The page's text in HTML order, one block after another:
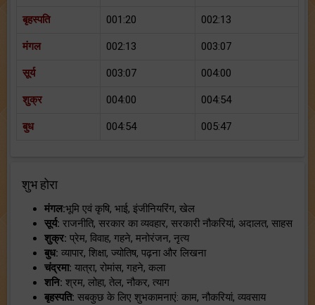
बृहस्पति 001:20 002:13
मंगल 002:13 003:07
सूर्य 003:07 004:00
शुक्र 004:00 004:54
बुध 004:54 005:47
शुभ होरा
मंगल:भूमि एवं कृषि, भाई, इंजीनियरिंग, खेल
सूर्य: राजनीति, सरकार का व्यवहार, सरकारी नौकरियां, अदालत, साहस
शुक्र: प्रेम, विवाह, गहने, मनोरंजन, नृत्य
बुध: व्यापार, शिक्षा, ज्योतिष, पढ़ना और लिखना
चंद्रमा: यात्रा, रोमांस, गहने, कला
शनि: श्रम, लोहा, तेल, नौकर, त्याग
बृहस्पति: सबकुछ के लिए शुभकामनाएं: काम, नौकरियां, व्यवसाय